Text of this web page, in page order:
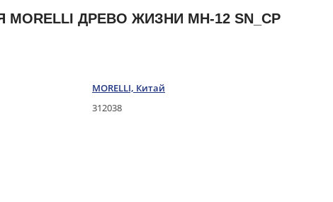
ДРЕВО ЖИЗНИ MH-12 SN_CP
MORELLI, Китай
312038